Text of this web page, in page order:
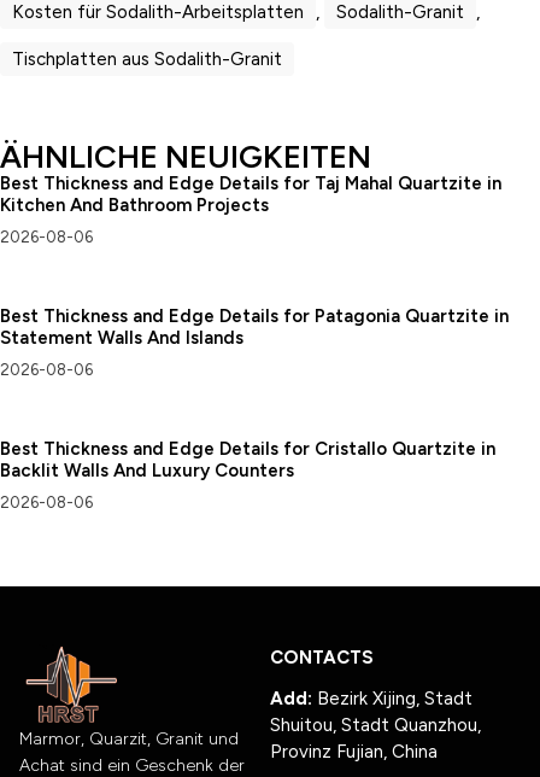
Kosten für Sodalith-Arbeitsplatten , Sodalith-Granit ,
Tischplatten aus Sodalith-Granit
ÄHNLICHE NEUIGKEITEN
Best Thickness and Edge Details for Taj Mahal Quartzite in
Kitchen And Bathroom Projects
2026-08-06
Best Thickness and Edge Details for Patagonia Quartzite in
Statement Walls And Islands
2026-08-06
Best Thickness and Edge Details for Cristallo Quartzite in
Backlit Walls And Luxury Counters
2026-08-06
Marmor, Quarzit, Granit und
Achat sind ein Geschenk der
CONTACTS
Add: Bezirk Xijing, Stadt
Shuitou, Stadt Quanzhou,
Provinz Fujian, China